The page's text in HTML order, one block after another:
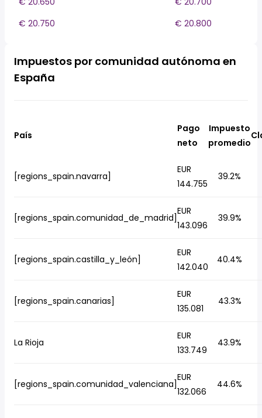
€ 20.750
€ 20.800
Impuestos por comunidad autónoma en
España
País
Pago
neto
Impuesto
promedio
[regions_spain.navarra]
EUR
144.755
39.2%
[regions_spain.comunidad_de_madrid]
EUR
143.096
39.9%
[regions_spain.castilla_y_león]
EUR
142.040
40.4%
[regions_spain.canarias]
EUR
135.081
43.3%
La Rioja
EUR
133.749
43.9%
[regions_spain.comunidad_valenciana]
EUR
132.066
44.6%